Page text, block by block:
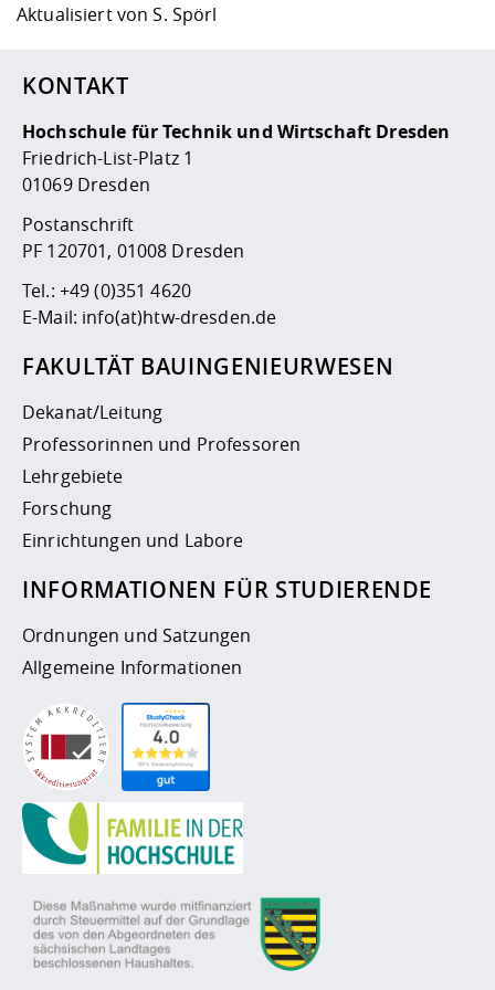
Aktualisiert vonS. Spörl
KONTAKT
Hochschule für Technik und Wirtschaft Dresden
Friedrich-List-Platz 1
01069 Dresden
Postanschrift
PF 120701, 01008 Dresden
Tel.: +49 (0)351 4620
E-Mail: info(at)htw-dresden.de
FAKULTÄT BAUINGENIEURWESEN
Dekanat/Leitung
Professorinnen und Professoren
Lehrgebiete
Forschung
Einrichtungen und Labore
INFORMATIONEN FÜR STUDIERENDE
Ordnungen und Satzungen
Allgemeine Informationen